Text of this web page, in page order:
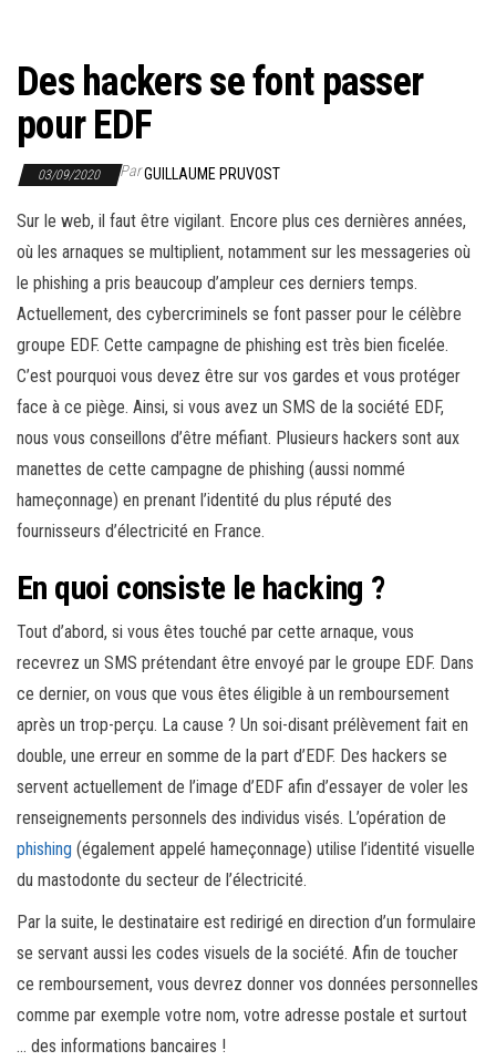
g
a
i
n
Des hackers se font passer
pour EDF
03/09/2020 ParGUILLAUME PRUVOST
Sur le web, il faut être vigilant. Encore plus ces dernières années,
où les arnaques se multiplient, notamment sur les messageries où
le phishing a pris beaucoup d’ampleur ces derniers temps.
Actuellement, des cybercriminels se font passer pour le célèbre
groupe EDF. Cette campagne de phishing est très bien ficelée.
C’est pourquoi vous devez être sur vos gardes et vous protéger
face à ce piège. Ainsi, si vous avez un SMS de la société EDF,
nous vous conseillons d’être méfiant. Plusieurs hackers sont aux
manettes de cette campagne de phishing (aussi nommé
hameçonnage) en prenant l’identité du plus réputé des
fournisseurs d’électricité en France.
En quoi consiste le hacking ?
Tout d’abord, si vous êtes touché par cette arnaque, vous
recevrez un SMS prétendant être envoyé par le groupe EDF. Dans
ce dernier, on vous que vous êtes éligible à un remboursement
après un trop-perçu. La cause ? Un soi-disant prélèvement fait en
double, une erreur en somme de la part d’EDF. Des hackers se
servent actuellement de l’image d’EDF afin d’essayer de voler les
renseignements personnels des individus visés. L’opération de
phishing (également appelé hameçonnage) utilise l’identité visuelle
du mastodonte du secteur de l’électricité.
Par la suite, le destinataire est redirigé en direction d’un formulaire
se servant aussi les codes visuels de la société. Afin de toucher
ce remboursement, vous devrez donner vos données personnelles
comme par exemple votre nom, votre adresse postale et surtout
… des informations bancaires !